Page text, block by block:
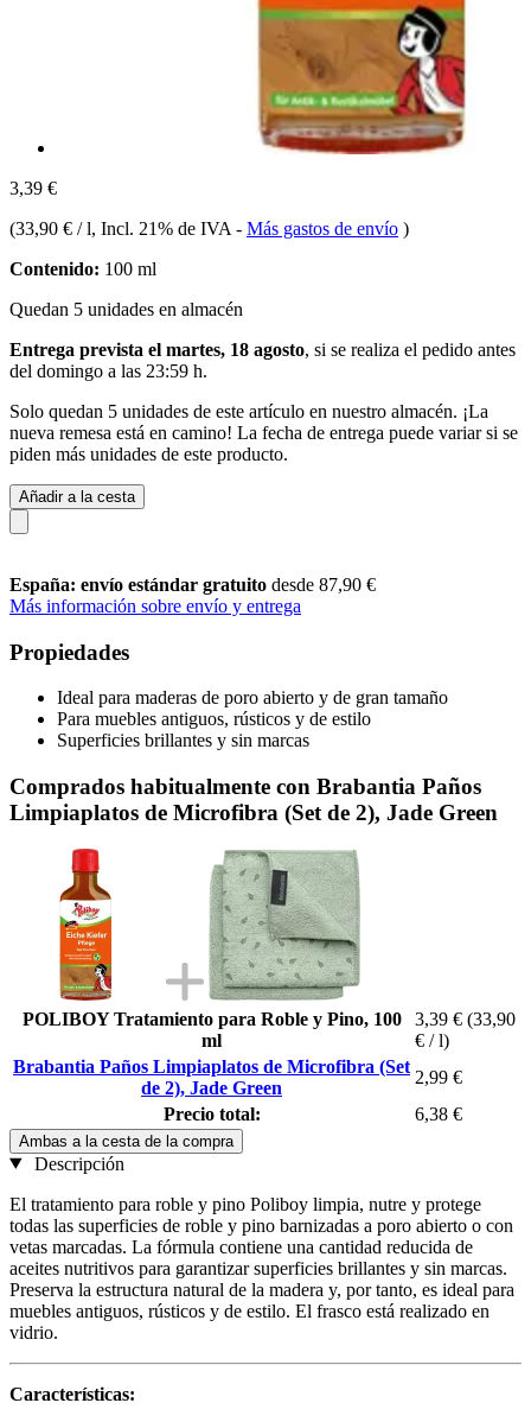
3,39 €
(33,90 € / l, Incl. 21% de IVA - Más gastos de envío )
Contenido: 100 ml
Quedan 5 unidades en almacén
Entrega prevista el martes, 18 agosto, si se realiza el pedido antes
del domingo a las 23:59 h.
Solo quedan 5 unidades de este artículo en nuestro almacén. ¡La
nueva remesa está en camino! La fecha de entrega puede variar si se
piden más unidades de este producto.
Añadir a la cesta
España: envío estándar gratuito desde 87,90 €
Más información sobre envío y entrega
Propiedades
Ideal para maderas de poro abierto y de gran tamaño
Para muebles antiguos, rústicos y de estilo
Superficies brillantes y sin marcas
Comprados habitualmente con Brabantia Paños
Limpiaplatos de Microfibra (Set de 2), Jade Green
POLIBOY Tratamiento para Roble y Pino, 100
ml
3,39 € (33,90
€ / l)
Brabantia Paños Limpiaplatos de Microfibra (Set
de 2), Jade Green
2,99 €
Precio total:
6,38 €
Ambas a la cesta de la compra
Descripción
El tratamiento para roble y pino Poliboy limpia, nutre y protege
todas las superficies de roble y pino barnizadas a poro abierto o con
vetas marcadas. La fórmula contiene una cantidad reducida de
aceites nutritivos para garantizar superficies brillantes y sin marcas.
Preserva la estructura natural de la madera y, por tanto, es ideal para
muebles antiguos, rústicos y de estilo. El frasco está realizado en
vidrio.
Características: